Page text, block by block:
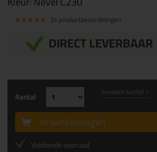
24 productbeoordelingen
DIRECT LEVERBAAR
Aantal bereken aantal >
In winkelwagen
Voldoende voorraad